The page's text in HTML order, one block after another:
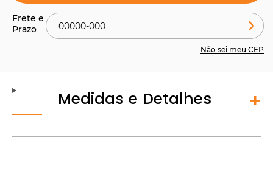
Não sei meu CEP
Medidas e Detalhes